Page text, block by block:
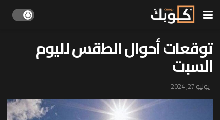
توقعات أحوال الطقس لليوم
السبت
يوليو 27, 2024